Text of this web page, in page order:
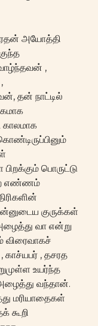
அயோத்தி
,
தன் நாட்டில்
பொருட்டு
எண்ணம்
குருக்கள்
வா என்று
விரைவாகச்
காச்யபர் , தசரத
உயர்ந்த
வந்தான்.
மரியாதைகள்
கூறி